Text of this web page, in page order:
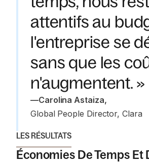
attentifs au
l'entreprise se
sans que les
n'augmentent. »
—Carolina Astaiza,
Global People Director, Clara
LES RÉSULTATS
Économies De Temps Et